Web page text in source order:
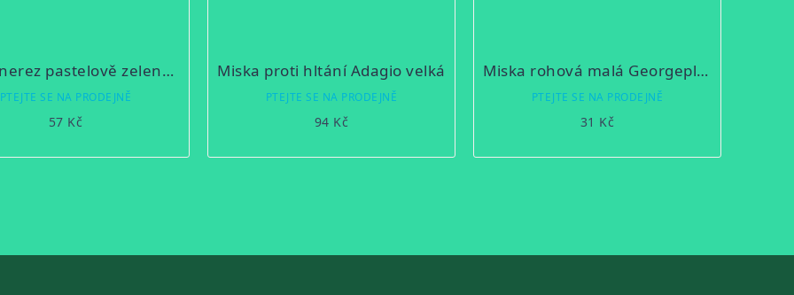
Miska nerez pastelově zelená potisk 0,55 l
PTEJTE SE NA PRODEJNĚ
57 Kč
Miska proti hltání Adagio velká
PTEJTE SE NA PRODEJNĚ
94 Kč
Miska rohová malá Georgeplast
PTEJTE SE NA PRODEJNĚ
31 Kč